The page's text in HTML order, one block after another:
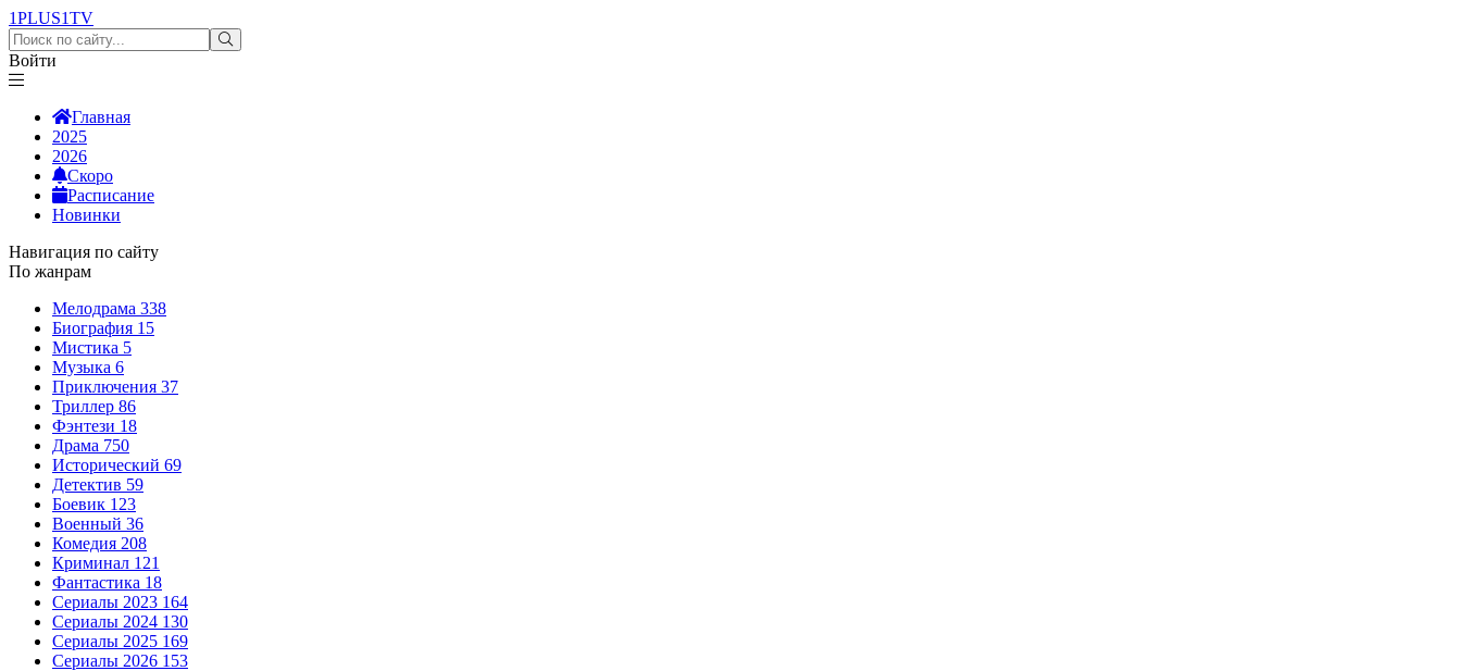
1PLUS1TV
Войти
Главная
2025
2026
Скоро
Расписание
Новинки
Навигация по сайту
По жанрам
Мелодрама 338
Биография 15
Мистика 5
Музыка 6
Приключения 37
Триллер 86
Фэнтези 18
Драма 750
Исторический 69
Детектив 59
Боевик 123
Военный 36
Комедия 208
Криминал 121
Фантастика 18
Сериалы 2023 164
Сериалы 2024 130
Сериалы 2025 169
Сериалы 2026 153